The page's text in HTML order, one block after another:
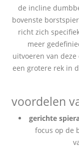
de incline
bovenste
richt zich
meer
uitvoeren van
een grotere rek in
voordelen
gerichte
focus op de